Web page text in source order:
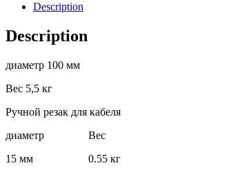
Description
Description
диаметр 100 мм
Вес 5,5 кг
Ручной резак для кабеля
диаметр Вес
15 мм 0.55 кг